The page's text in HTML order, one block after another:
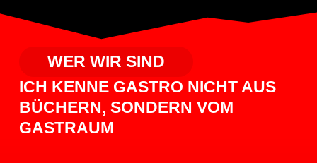
WER WIR SIND
ICH KENNE GASTRO NICHT AUS
BÜCHERN, SONDERN VOM
GASTRAUM